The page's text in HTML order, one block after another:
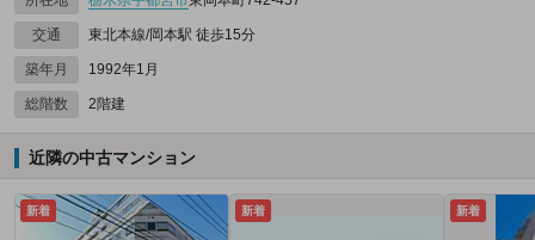
交通 東北本線/岡本駅 徒歩15分
築年月 1992年1月
総階数 2階建
近隣の中古マンション
新着 新着 新着